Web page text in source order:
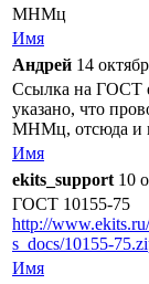
МНМц
Имя
Андрей 14
Ссылка на ГОСТ
указано, что
МНМц, отсюда и
Имя
ekits_support 10
ГОСТ 10155-75
http://
­s_docs/10155-
Имя